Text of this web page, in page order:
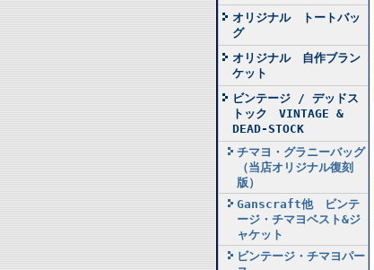
オリジナル トートバッ
グ
オリジナル 自作ブラン
ケット
ビンテージ / デッドス
トック VINTAGE &
DEAD-STOCK
チマヨ・グラニーバッグ
（当店オリジナル復刻
版）
Ganscraft他 ビンテ
ージ・チマヨベスト&ジ
ャケット
ビンテージ・チマヨパー